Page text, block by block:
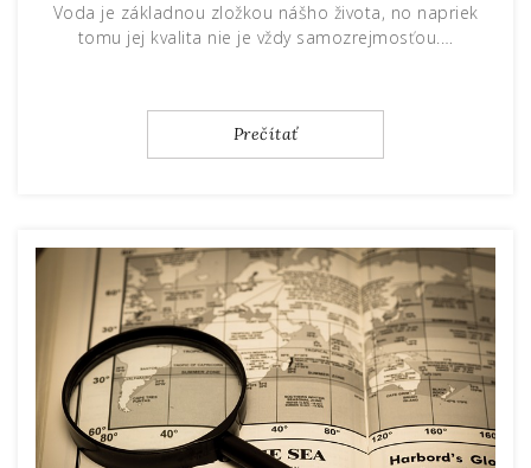
Voda je základnou zložkou nášho života, no napriek
tomu jej kvalita nie je vždy samozrejmosťou.…
Prečítať